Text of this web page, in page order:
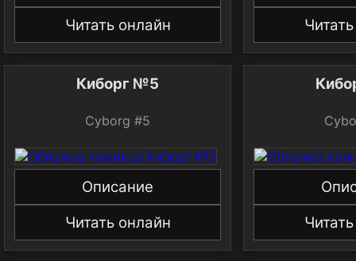
Читать онлайн
Киборг №5
Cyborg #5
Описание
Читать онлайн